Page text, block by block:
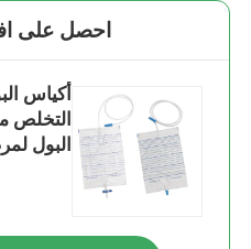
احصل على
أكياس
البول